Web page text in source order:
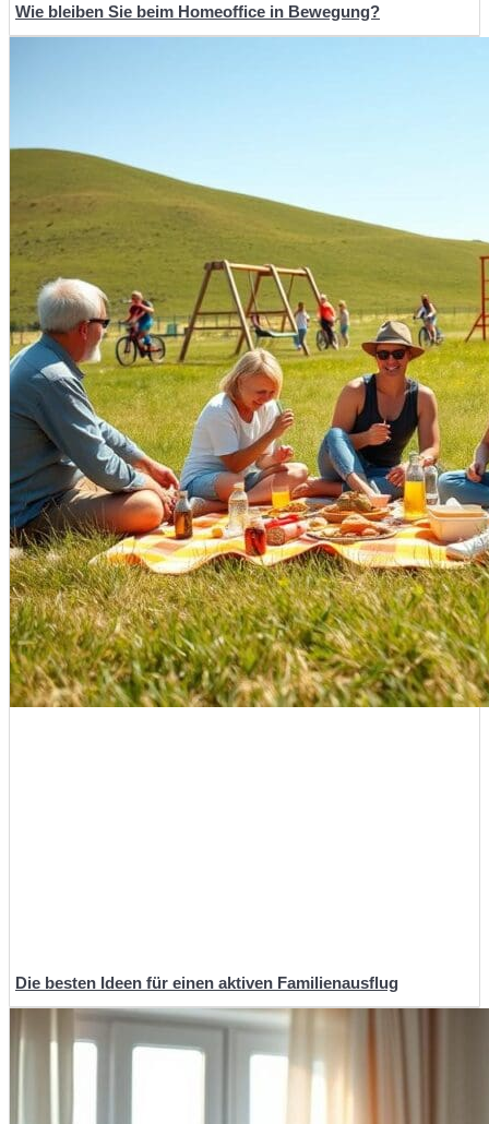
Wie bleiben Sie beim Homeoffice in Bewegung?
Die besten Ideen für einen aktiven Familienausflug